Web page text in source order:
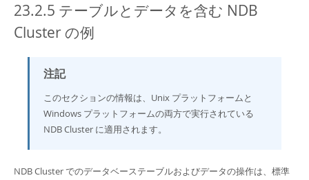
Connectors
MySQL.com
Downloads
Developer Zone
23.2.5 テーブルとデータを含む NDB
Cluster の例
注記
このセクションの情報は、Unix プラットフォームと
Windows プラットフォームの両方で実行されている
NDB Cluster に適用されます。
NDB Cluster でのデータベーステーブルおよびデータの操作は、標準